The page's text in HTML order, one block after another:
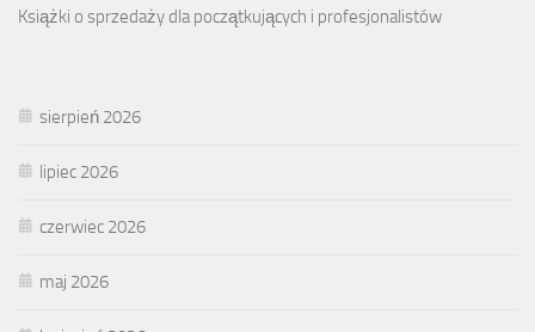
Książki o sprzedaży dla początkujących i profesjonalistów
sierpień 2026
lipiec 2026
czerwiec 2026
maj 2026